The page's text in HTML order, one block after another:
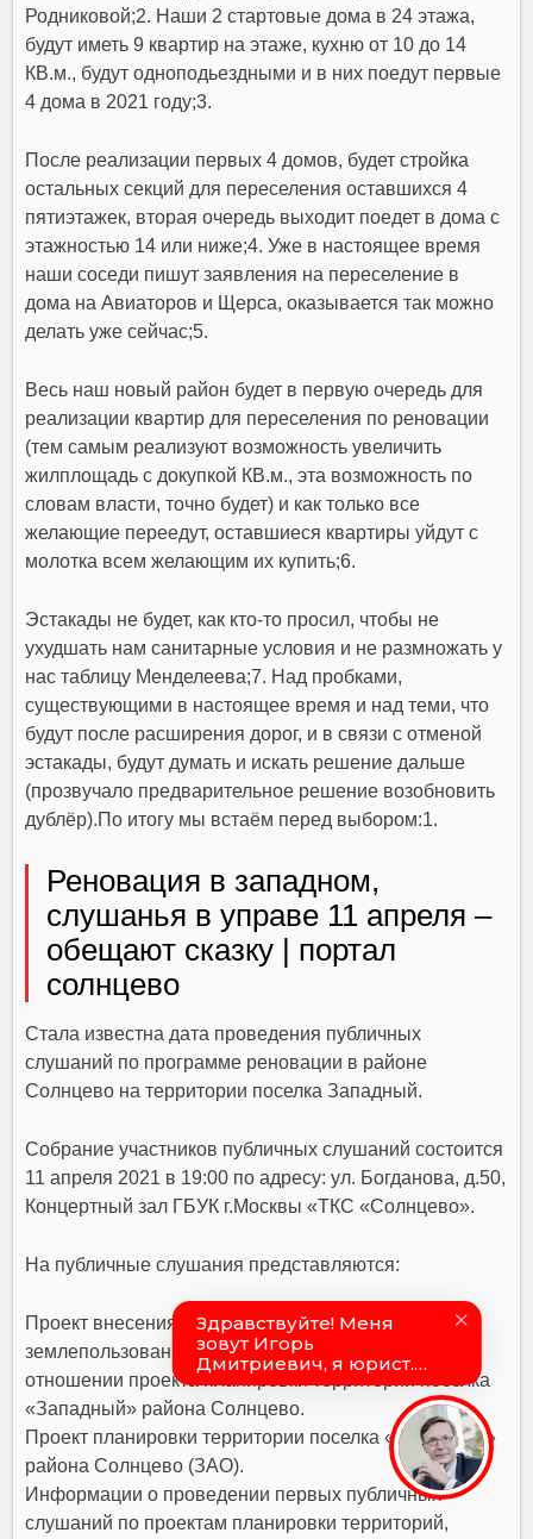
Родниковой;2. Наши 2 стартовые дома в 24 этажа,
будут иметь 9 квартир на этаже, кухню от 10 до 14
КВ.м., будут одноподьездными и в них поедут первые
4 дома в 2021 году;3.
После реализации первых 4 домов, будет стройка
остальных секций для переселения оставшихся 4
пятиэтажек, вторая очередь выходит поедет в дома с
этажностью 14 или ниже;4. Уже в настоящее время
наши соседи пишут заявления на переселение в
дома на Авиаторов и Щерса, оказывается так можно
делать уже сейчас;5.
Весь наш новый район будет в первую очередь для
реализации квартир для переселения по реновации
(тем самым реализуют возможность увеличить
жилплощадь с докупкой КВ.м., эта возможность по
словам власти, точно будет) и как только все
желающие переедут, оставшиеся квартиры уйдут с
молотка всем желающим их купить;6.
Эстакады не будет, как кто-то просил, чтобы не
ухудшать нам санитарные условия и не размножать у
нас таблицу Менделеева;7. Над пробками,
существующими в настоящее время и над теми, что
будут после расширения дорог, и в связи с отменой
эстакады, будут думать и искать решение дальше
(прозвучало предварительное решение возобновить
дублёр).По итогу мы встаём перед выбором:1.
Реновация в западном,
слушанья в управе 11 апреля –
обещают сказку | портал
солнцево
Стала известна дата проведения публичных
слушаний по программе реновации в районе
Солнцево на территории поселка Западный.
Собрание участников публичных слушаний состоится
11 апреля 2021 в 19:00 по адресу: ул. Богданова, д.50,
Концертный зал ГБУК г.Москвы «ТКС «Солнцево».
На публичные слушания представляются:
Проект внесения изменений в правила
землепользования и застройки города Москвы в
отношении проекта планировки территории поселка
«Западный» района Солнцево.
Проект планировки территории поселка «Западный»
района Солнцево (ЗАО).
Информации о проведении первых публичных
слушаний по проектам планировки территорий,